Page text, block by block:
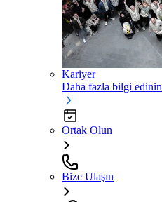
Kariyer
Daha fazla bilgi edinin
Ortak Olun
Bize Ulaşın